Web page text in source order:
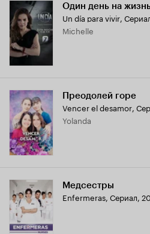
Один день на
Un día para vivir,
Michelle
Преодолей горе
Vencer el desamor,
Yolanda
Медсестры
Enfermeras, Сериал,